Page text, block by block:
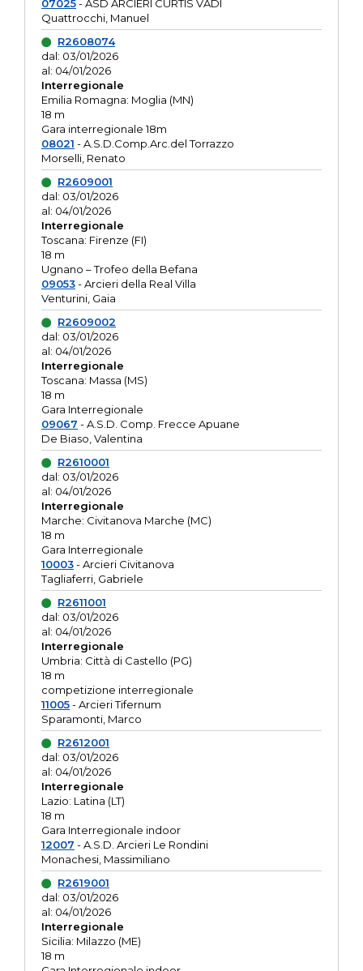
07025- ASD ARCIERI CURTIS VADI
Quattrocchi, Manuel
R2608074
dal: 03/01/2026
al: 04/01/2026
Interregionale
Emilia Romagna: Moglia (MN)
18 m
Gara interregionale 18m
08021 - A.S.D.Comp.Arc.del Torrazzo
Morselli, Renato
R2609001
dal: 03/01/2026
al: 04/01/2026
Interregionale
Toscana: Firenze (FI)
18 m
Ugnano – Trofeo della Befana
09053- Arcieri della Real Villa
Venturini, Gaia
R2609002
dal: 03/01/2026
al: 04/01/2026
Interregionale
Toscana: Massa (MS)
18 m
Gara Interregionale
09067 - A.S.D. Comp. Frecce Apuane
De Biaso, Valentina
R2610001
dal: 03/01/2026
al: 04/01/2026
Interregionale
Marche: Civitanova Marche (MC)
18 m
Gara Interregionale
10003- Arcieri Civitanova
Tagliaferri, Gabriele
R2611001
dal: 03/01/2026
al: 04/01/2026
Interregionale
Umbria: Città di Castello (PG)
18 m
competizione interregionale
11005- Arcieri Tifernum
Sparamonti, Marco
R2612001
dal: 03/01/2026
al: 04/01/2026
Interregionale
Lazio: Latina (LT)
18 m
Gara Interregionale indoor
12007 - A.S.D. Arcieri Le Rondini
Monachesi, Massimiliano
R2619001
dal: 03/01/2026
al: 04/01/2026
Interregionale
Sicilia: Milazzo (ME)
18 m